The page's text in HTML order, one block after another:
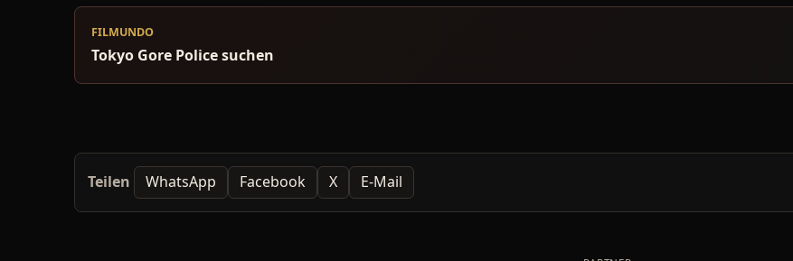
FILMUNDO
Tokyo Gore Police suchen
Teilen WhatsApp Facebook X E-Mail